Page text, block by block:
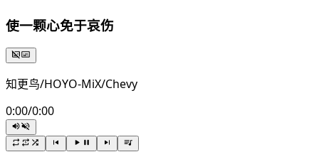
使一颗心免于哀伤
知更鸟/HOYO-MiX/Chevy
0:00/0:00